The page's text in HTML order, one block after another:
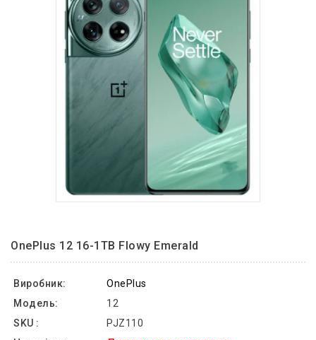
OnePlus 12 16-1TB Flowy Emerald
Виробник:
OnePlus
Модель:
12
SKU :
PJZ110